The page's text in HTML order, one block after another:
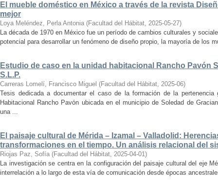
El mueble doméstico en México a través de la revista
mejor
Loya Meléndez, Perla Antonia (Facultad del Hábitat, 2025-05-27)
La década de 1970 en México fue un período de cambios culturales y
potencial para desarrollar un fenómeno de diseño propio, la mayoría de los
Estudio de caso en la unidad habitacional Rancho Pavón
S.L.P.
Carreras Lomelí, Francisco Miguel (Facultad del Hábitat, 2025-06)
Tesis dedicada a documentar el caso de la formación de la
Habitacional Rancho Pavón ubicada en el municipio de Soledad de
una ...
El paisaje cultural de Mérida – Izamal – Valladolid:
transformaciones en el tiempo. Un análisis relacional del
Riojas Paz, Sofía (Facultad del Hábitat, 2025-04-01)
La investigación se centra en la configuración del paisaje cultural del eje
interrelación a lo largo de esta vía de comunicación desde épocas